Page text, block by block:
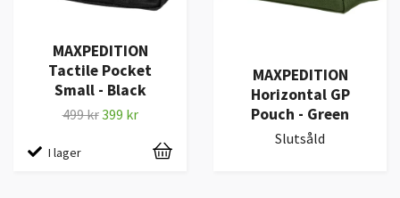
MAXPEDITION
Tactile Pocket
Small - Black
499 kr399 kr
I lager
MAXPEDITION
Horizontal GP
Pouch - Green
Slutsåld